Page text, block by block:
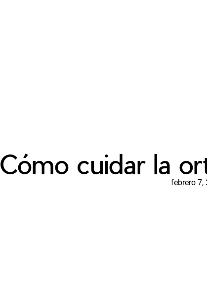
Cómo cuidar la
febrero 7,